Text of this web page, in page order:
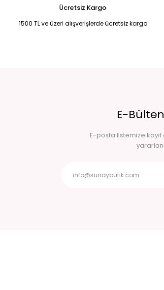
Ücretsiz Kargo
1500 TL ve üzeri alışverişlerde ücretsiz kargo
E-
E-posta listemize